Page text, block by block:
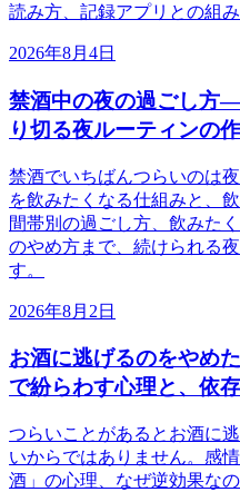
読み方、記録アプリとの組
2026年8月4日
禁酒中の夜の過ごし方
り切る夜ルーティンの
禁酒でいちばんつらいのは
を飲みたくなる仕組みと、
間帯別の過ごし方、飲みた
のやめ方まで、続けられる
す。
2026年8月2日
お酒に逃げるのをやめ
で紛らわす心理と、依
つらいことがあるとお酒に
いからではありません。感
酒」の心理、なぜ逆効果な